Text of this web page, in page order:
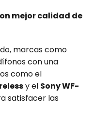
mejor calidad de
marcas como
con una
como el
y el Sony WF-
satisfacer las